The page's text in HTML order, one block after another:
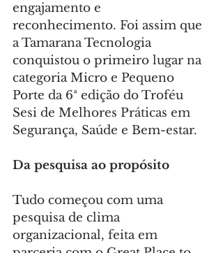
engajamento e
reconhecimento. Foi assim que
a Tamarana Tecnologia
conquistou o primeiro lugar na
categoria Micro e Pequeno
Porte da 6ª edição do Troféu
Sesi de Melhores Práticas em
Segurança, Saúde e Bem-estar.
Da pesquisa ao propósito
Tudo começou com uma
pesquisa de clima
organizacional, feita em